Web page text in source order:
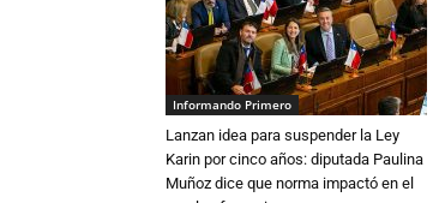
Informando Primero
Lanzan idea para suspender la Ley
Karin por cinco años: diputada Paulina
Muñoz dice que norma impactó en el